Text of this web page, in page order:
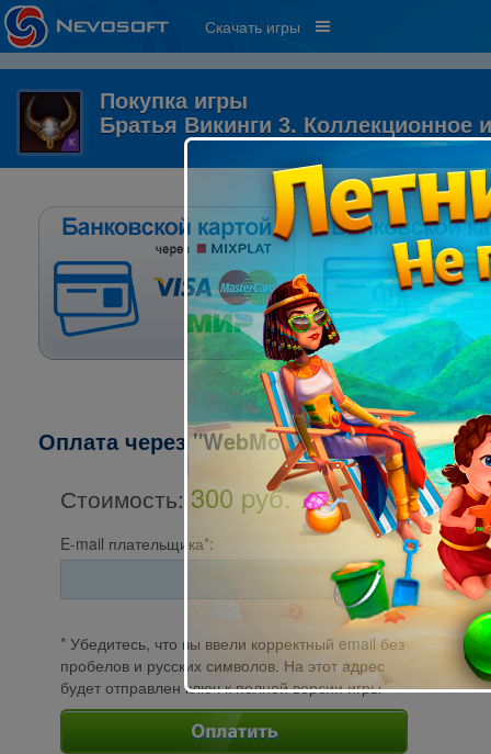
Скачать игры
Покупка игры
Братья Викинги 3. Коллекционное
Оплата через "WebMoney":
Стоимость: 300 pуб.
E-mail плательщика*:
* Убедитесь, что вы ввели корректный email без
пробелов и русских символов. На этот адрес
будет отправлен ключ к полной версии игры